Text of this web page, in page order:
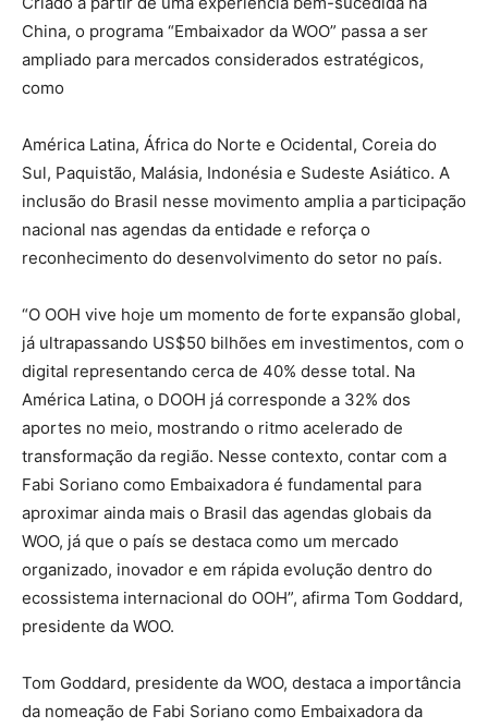
China, o programa “Embaixador da WOO” passa a ser
ampliado para mercados considerados estratégicos,
como
América Latina, África do Norte e Ocidental, Coreia do
Sul, Paquistão, Malásia, Indonésia e Sudeste Asiático. A
inclusão do Brasil nesse movimento amplia a participação
nacional nas agendas da entidade e reforça o
reconhecimento do desenvolvimento do setor no país.
“O OOH vive hoje um momento de forte expansão global,
já ultrapassando US$50 bilhões em investimentos, com o
digital representando cerca de 40% desse total. Na
América Latina, o DOOH já corresponde a 32% dos
aportes no meio, mostrando o ritmo acelerado de
transformação da região. Nesse contexto, contar com a
Fabi Soriano como Embaixadora é fundamental para
aproximar ainda mais o Brasil das agendas globais da
WOO, já que o país se destaca como um mercado
organizado, inovador e em rápida evolução dentro do
ecossistema internacional do OOH”, afirma Tom Goddard,
presidente da WOO.
Tom Goddard, presidente da WOO, destaca a importância
da nomeação de Fabi Soriano como Embaixadora da